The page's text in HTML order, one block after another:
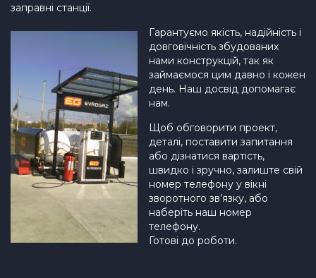
заправні станції.
Гарантуємо якість, надійність і
довговічність збудованих
нами конструкцій, так як
займаємося цим давно і кожен
день. Наш досвід допомагає
нам.
Щоб обговорити проект,
деталі, поставити запитання
або дізнатися вартість,
швидко і зручно, залиште свій
номер телефону у вікні
зворотного зв’язку, або
наберіть наш номер
телефону.
Готові до роботи.